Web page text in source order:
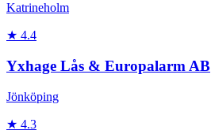
Katrineholm
★ 4.4
Yxhage Lås & Europalarm AB
Jönköping
★ 4.3